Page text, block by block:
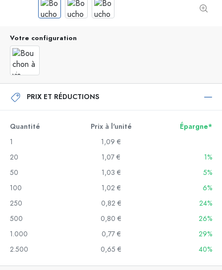
Votre configuration
PRIX ET RÉDUCTIONS
Quantité Prix à l'unité
Épargne*
1
1,09 €
20
1,07 €
1%
50
1,03 €
5%
100
1,02 €
6%
250
0,82 €
24%
500
0,80 €
26%
1.000
0,77 €
29%
2.500
0,65 € 40%